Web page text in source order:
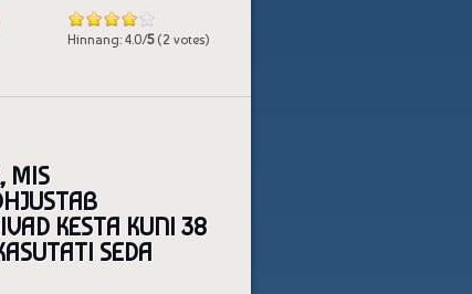
Hinnang: 4.0/5(2 votes)
MIS
KESTA KUNI 38
SEDA